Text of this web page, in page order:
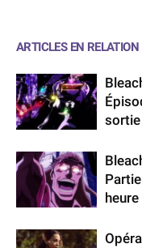
ARTICLES EN RELATION
sortie